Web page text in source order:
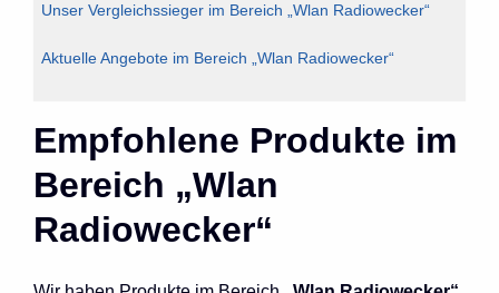
Unser Vergleichssieger im Bereich „Wlan Radiowecker“
Aktuelle Angebote im Bereich „Wlan Radiowecker“
Empfohlene Produkte im
Bereich „Wlan
Radiowecker“